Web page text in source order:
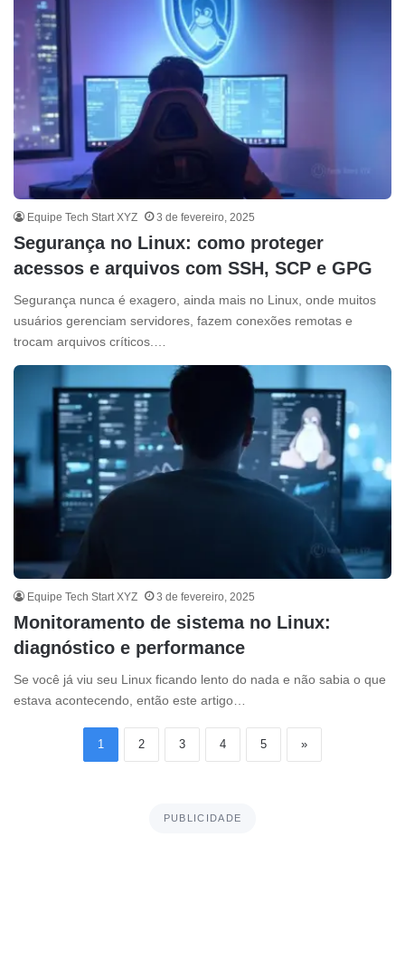
Equipe Tech Start XYZ 3 de fevereiro, 2025
Segurança no Linux: como proteger
acessos e arquivos com SSH, SCP e GPG
Segurança nunca é exagero, ainda mais no Linux, onde muitos
usuários gerenciam servidores, fazem conexões remotas e
trocam arquivos críticos.…
Equipe Tech Start XYZ 3 de fevereiro, 2025
Monitoramento de sistema no Linux:
diagnóstico e performance
Se você já viu seu Linux ficando lento do nada e não sabia o que
estava acontecendo, então este artigo…
1 2 3 4 5 »
PUBLICIDADE